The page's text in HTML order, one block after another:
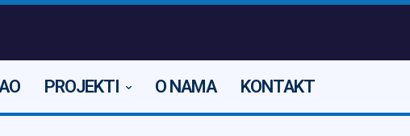
PROJEKTI O NAMA KONTAKT